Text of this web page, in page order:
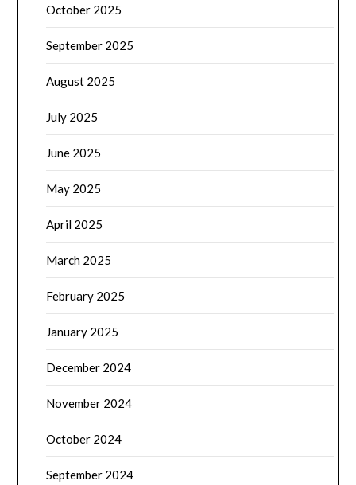
October 2025
September 2025
August 2025
July 2025
June 2025
May 2025
April 2025
March 2025
February 2025
January 2025
December 2024
November 2024
October 2024
September 2024